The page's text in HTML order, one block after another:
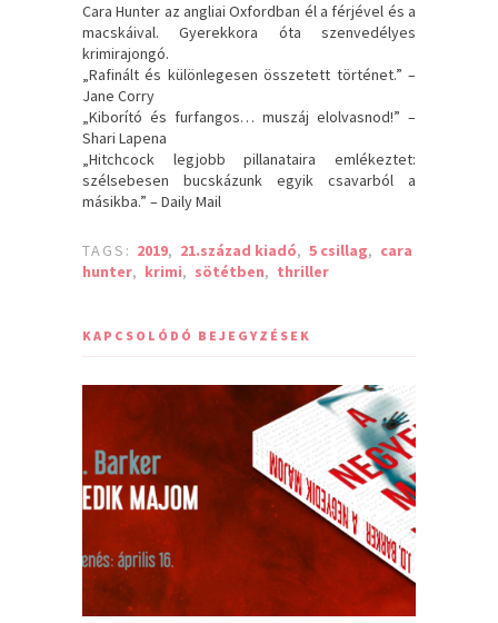
Cara Hunter az angliai Oxfordban él a férjével és a
macskáival. Gyerekkora óta szenvedélyes
krimirajongó.
„Rafinált és különlegesen összetett történet.” –
Jane Corry
„Kiborító és furfangos… muszáj elolvasnod!” –
Shari Lapena
„Hitchcock legjobb pillanataira emlékeztet:
szélsebesen bucskázunk egyik csavarból a
másikba.” – Daily Mail
TAGS: 2019, 21.század kiadó, 5 csillag, cara
hunter, krimi, sötétben, thriller
KAPCSOLÓDÓ BEJEGYZÉSEK